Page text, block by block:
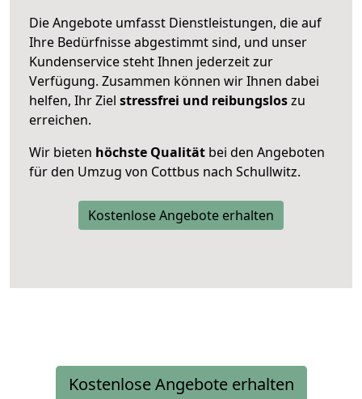
Die Angebote umfasst Dienstleistungen, die auf
Ihre Bedürfnisse abgestimmt sind, und unser
Kundenservice steht Ihnen jederzeit zur
Verfügung. Zusammen können wir Ihnen dabei
helfen, Ihr Ziel stressfrei und reibungsloszu
erreichen.
Wir bieten höchste Qualität bei den Angeboten
für den Umzug von Cottbus nach Schullwitz.
Kostenlose Angebote erhalten
Kostenlose Angebote erhalten